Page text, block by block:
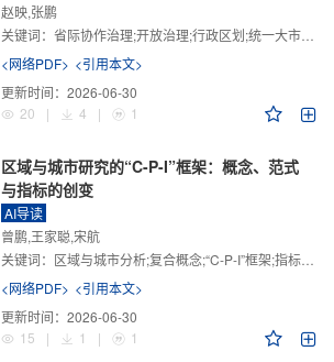
赵映,张鹏
关键词： 省际协作治理;开放治理;行政区划;统一大市场;新发展格局
<网络PDF> <引用本文>
更新时间： 2026-06-30
20
| 4 | 1
区域与城市研究的“C-P-I”框架：概念、范式
与指标的创变
AI导读
曾鹏,王家聪,宋航
关键词： 区域与城市分析;复合概念;“C-P-I”框架;指标体系
<网络PDF> <引用本文>
更新时间： 2026-06-30
15
| 1 | 1